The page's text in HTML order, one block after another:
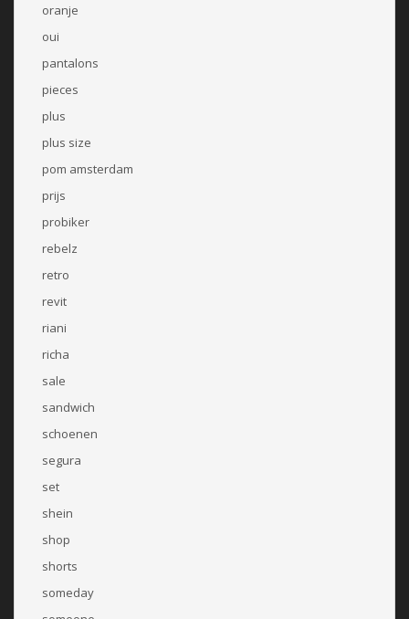
oranje
oui
pantalons
pieces
plus
plus size
pom amsterdam
prijs
probiker
rebelz
retro
revit
riani
richa
sale
sandwich
schoenen
segura
set
shein
shop
shorts
someday